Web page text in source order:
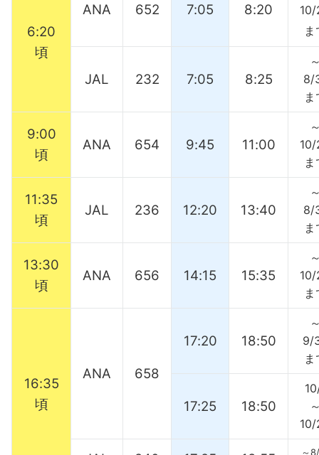
6:20
頃
ANA 652 7:05 8:20
ま
JAL 232 7:05 8:25
8/
ま
9:00
頃
ANA 654 9:45 11:00
ま
11:35
頃
JAL 236 12:20 13:40
8/
ま
13:30
頃
ANA 656 14:15 15:35
ま
16:35
頃
ANA 658
17:20 18:50
9/
ま
17:25 18:50
～